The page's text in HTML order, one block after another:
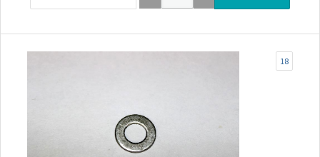
18